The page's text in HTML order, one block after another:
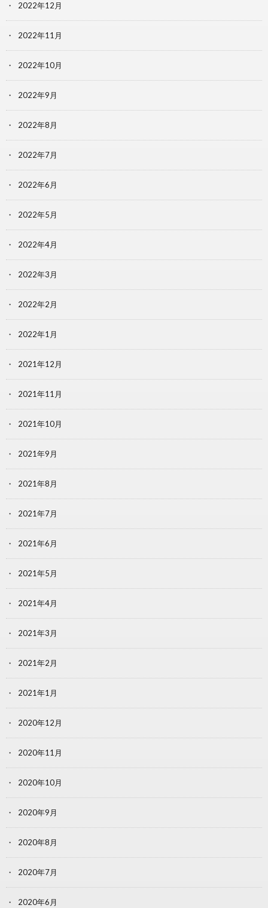
2022年12月
2022年11月
2022年10月
2022年9月
2022年8月
2022年7月
2022年6月
2022年5月
2022年4月
2022年3月
2022年2月
2022年1月
2021年12月
2021年11月
2021年10月
2021年9月
2021年8月
2021年7月
2021年6月
2021年5月
2021年4月
2021年3月
2021年2月
2021年1月
2020年12月
2020年11月
2020年10月
2020年9月
2020年8月
2020年7月
2020年6月